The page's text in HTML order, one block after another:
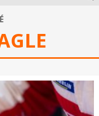
Omloop 2025 - Présentation de l'épreuve
Spa 2025 - Présentation de l'épreuve